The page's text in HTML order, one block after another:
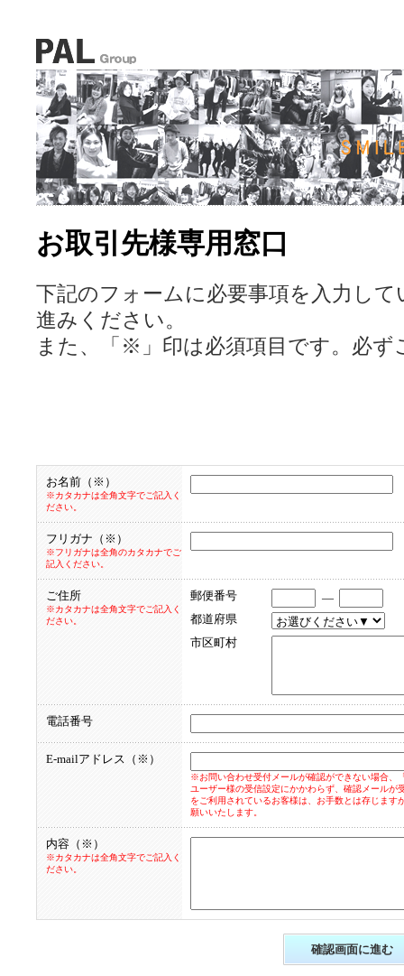
お取引先様専用窓口
下記のフォームに必要事項を入力し
進みください。
また、「※」印は必須項目です。必ず
お名前（※）
※カタカナは全角文字でご記入く
ださい。
フリガナ（※）
※フリガナは全角のカタカナでご
記入ください。
ご住所
※カタカナは全角文字でご記入く
ださい。
郵便番号
—
都道府県
市区町村
電話番号
E-mailアドレス（※）
※お問い合わせ受付メールが確認ができない場合、
ユーザー様の受信設定にかかわらず、確認メールが
をご利用されているお客様は、お手数とは存じま
願いいたします。
内容（※）
※カタカナは全角文字でご記入く
ださい。